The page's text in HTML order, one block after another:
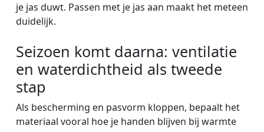
je jas duwt. Passen met je jas aan maakt het meteen
duidelijk.
Seizoen komt daarna: ventilatie
en waterdichtheid als tweede
stap
Als bescherming en pasvorm kloppen, bepaalt het
materiaal vooral hoe je handen blijven bij warmte